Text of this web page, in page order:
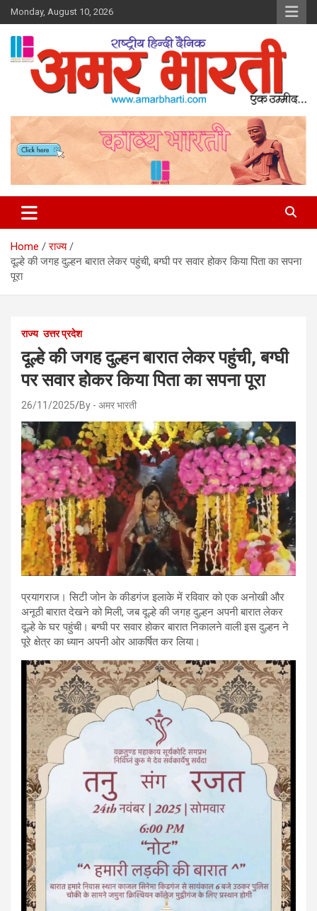
Skip
to
content
Monday, August 10, 2026
Amar Bharti Media Group
Home
राज्य
दूल्हे की जगह दुल्हन बारात लेकर पहुंची, बग्घी पर सवार होकर किया पिता का सपना
पूरा
राज्य उत्तर प्रदेश
दूल्हे की जगह दुल्हन बारात लेकर पहुंची, बग्घी
पर सवार होकर किया पिता का सपना पूरा
26/11/2025 By - अमर भारती
प्रयागराज। सिटी जोन के कीडगंज इलाके में रविवार को एक अनोखी और
अनूठी बारात देखने को मिली, जब दूल्हे की जगह दुल्हन अपनी बारात लेकर
दूल्हे के घर पहुंची। बग्घी पर सवार होकर बारात निकालने वाली इस दुल्हन ने
पूरे क्षेत्र का ध्यान अपनी ओर आकर्षित कर लिया।